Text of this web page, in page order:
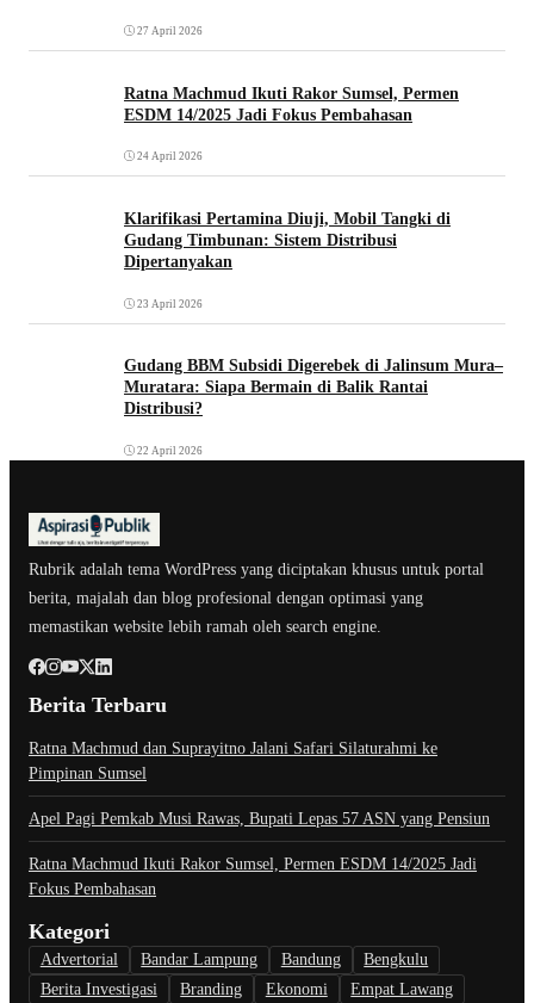
27 April 2026
Ratna Machmud Ikuti Rakor Sumsel, Permen
ESDM 14/2025 Jadi Fokus Pembahasan
24 April 2026
Klarifikasi Pertamina Diuji, Mobil Tangki di
Gudang Timbunan: Sistem Distribusi
Dipertanyakan
23 April 2026
Gudang BBM Subsidi Digerebek di Jalinsum Mura–
Muratara: Siapa Bermain di Balik Rantai
Distribusi?
22 April 2026
Rubrik adalah tema WordPress yang diciptakan khusus untuk portal
berita, majalah dan blog profesional dengan optimasi yang
memastikan website lebih ramah oleh search engine.
Berita Terbaru
Ratna Machmud dan Suprayitno Jalani Safari Silaturahmi ke
Pimpinan Sumsel
Apel Pagi Pemkab Musi Rawas, Bupati Lepas 57 ASN yang Pensiun
Ratna Machmud Ikuti Rakor Sumsel, Permen ESDM 14/2025 Jadi
Fokus Pembahasan
Kategori
Advertorial Bandar Lampung Bandung
Bengkulu
Berita Investigasi
Branding Ekonomi Empat Lawang